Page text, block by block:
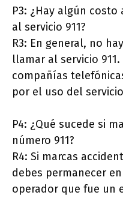
P3: ¿Hay algún
al servicio 911?
R3: En general, no
llamar al servicio
compañías
por el uso del
P4: ¿Qué sucede si
número 911?
R4: Si marcas
debes permanecer
operador que fue un